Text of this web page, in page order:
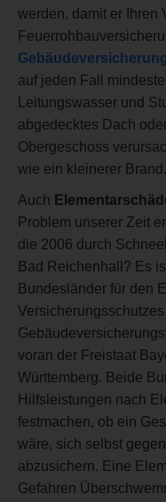
werden, damit er Ihren
auf jeden Fall
Leitungswasser und
abgedecktes Dach
Obergeschoss
wie ein kleinerer Brand.
Auch
Problem unserer Zeit
die 2006 durch
Bad Reichenhall? Es
Bundesländer für den
voran der Freistaat
Württemberg. Beide
Hilfsleistungen nach
festmachen, ob ein
wäre, sich selbst
abzusichern. Eine
Gefahren